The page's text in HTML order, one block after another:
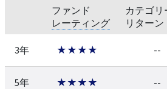
ファンド
レーティング
カテゴリ
リターン
3年 ★★★★ --
5年 ★★★★ --